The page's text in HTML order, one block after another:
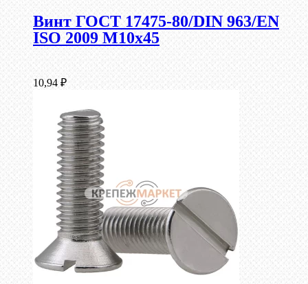
Винт ГОСТ 17475-80/DIN 963/EN
ISO 2009 М10х45
10,94 ₽